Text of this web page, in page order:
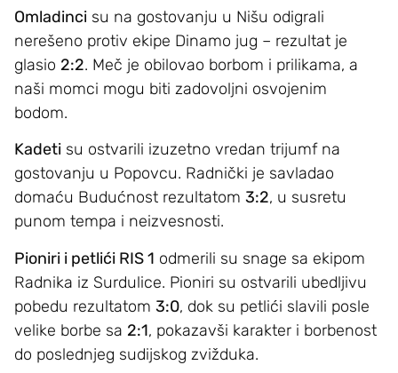
Omladinci su na gostovanju u Nišu odigrali
nerešeno protiv ekipe Dinamo jug – rezultat je
glasio 2:2. Meč je obilovao borbom i prilikama, a
naši momci mogu biti zadovoljni osvojenim
bodom.
Kadeti su ostvarili izuzetno vredan trijumf na
gostovanju u Popovcu. Radnički je savladao
domaću Budućnost rezultatom 3:2, u susretu
punom tempa i neizvesnosti.
Pioniri i petlići RIS 1 odmerili su snage sa ekipom
Radnika iz Surdulice. Pioniri su ostvarili ubedljivu
pobedu rezultatom 3:0, dok su petlići slavili posle
velike borbe sa 2:1, pokazavši karakter i borbenost
do poslednjeg sudijskog zvižduka.